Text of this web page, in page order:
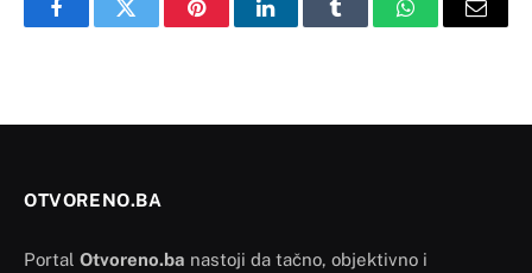
FacebookTwitter PinterestLinkedInTumblr WhatsAppEmail
OTVORENO.BA
Portal Otvoreno.ba nastoji da tačno, objektivno i